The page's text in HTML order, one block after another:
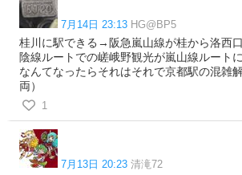
7月14日 23:13 HG@BP5
桂川に駅できる→阪急嵐山線が桂から洛西
陰線ルートでの嵯峨野観光が嵐山線ルート
なんてなったらそれはそれで京都駅の混雑
両）
1
7月13日 20:23 清滝72